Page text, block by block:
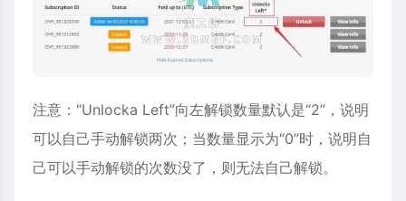
注意：“Unlocka Left”向左解锁数量默认是“2”，说明
可以自己手动解锁两次；当数量显示为“0”时，说明自
己可以手动解锁的次数没了，则无法自己解锁。